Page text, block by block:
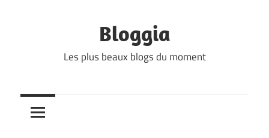
Bloggia
Les plus beaux blogs du moment